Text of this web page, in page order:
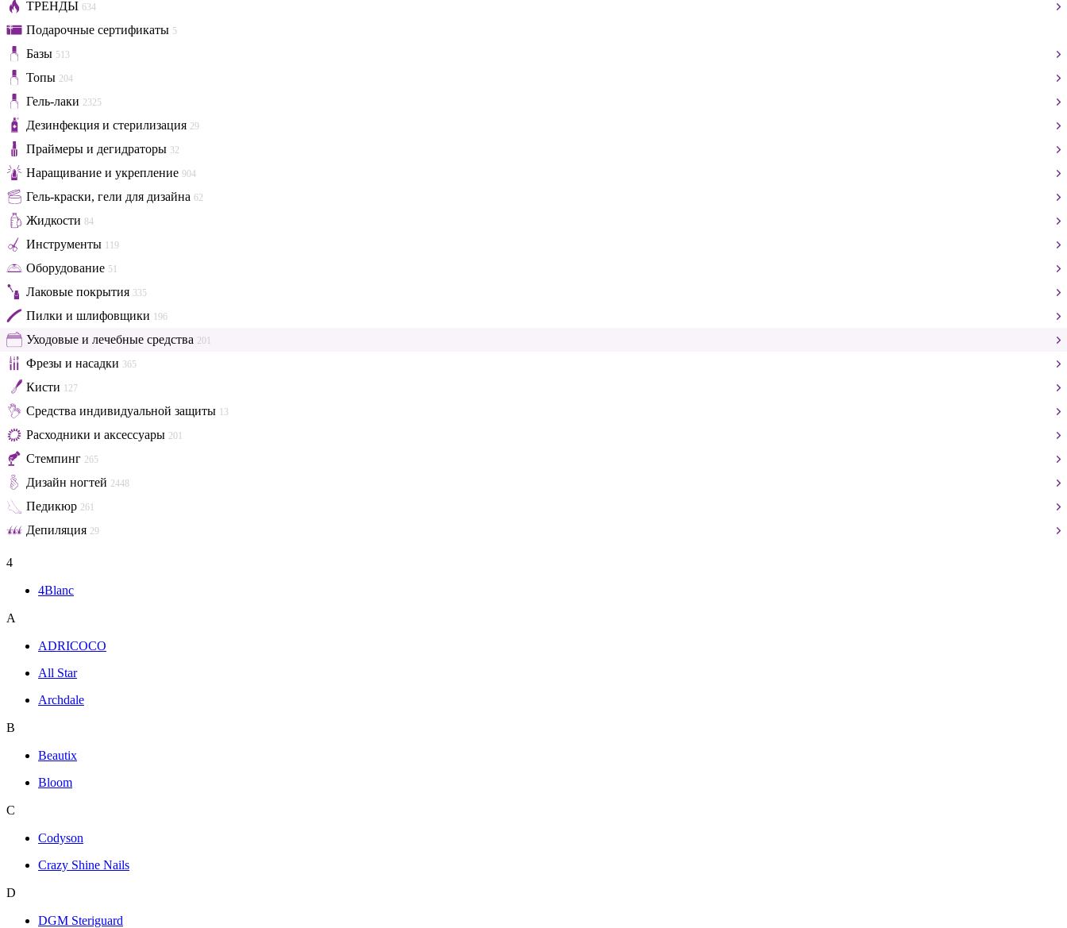
ТРЕНДЫ 634
Подарочные сертификаты 5
Базы 513
Топы 204
Гель-лаки 2325
Дезинфекция и стерилизация 29
Праймеры и дегидраторы 32
Наращивание и укрепление 904
Гель-краски, гели для дизайна 62
Жидкости 84
Инструменты 119
Оборудование 51
Лаковые покрытия 335
Пилки и шлифовщики 196
Уходовые и лечебные средства 201
Фрезы и насадки 365
Кисти 127
Средства индивидуальной защиты 13
Расходники и аксессуары 201
Стемпинг 265
Дизайн ногтей 2448
Педикюр 261
Депиляция 29
4
4Blanc
A
ADRICOCO
All Star
Archdale
B
Beautix
Bloom
C
Codyson
Crazy Shine Nails
D
DGM Steriguard